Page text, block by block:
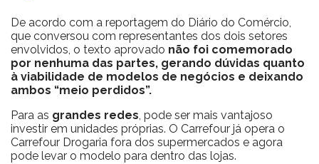
De acordo com a reportagem do Diário do Comércio,
que conversou com representantes dos dois setores
envolvidos, o texto aprovado não foi comemorado
por nenhuma das partes, gerando dúvidas quanto
à viabilidade de modelos de negócios e deixando
ambos “meio perdidos”.
Para as grandes redes, pode ser mais vantajoso
investir em unidades próprias. O Carrefour já opera o
Carrefour Drogaria fora dos supermercados e agora
pode levar o modelo para dentro das lojas.